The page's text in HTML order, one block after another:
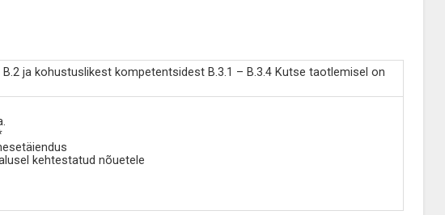
ja kohustuslikest kompetentsidest B.3.1 – B.3.4 Kutse taotlemisel on
kehtestatud nõuetele